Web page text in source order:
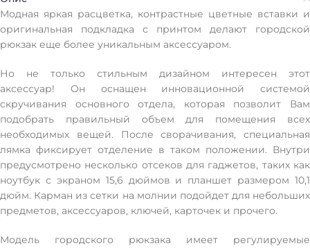
Модная яркая расцветка, контрастные цветные вставки и
оригинальная подкладка с принтом делают городской
рюкзак еще более уникальным аксессуаром.
Но не только стильным дизайном интересен этот
аксессуар! Он оснащен инновационной системой
скручивания основного отдела, которая позволит Вам
подобрать правильный объем для помещения всех
необходимых вещей. После сворачивания, специальная
лямка фиксирует отделение в таком положении. Внутри
предусмотрено несколько отсеков для гаджетов, таких как
ноутбук с экраном 15,6 дюймов и планшет размером 10,1
дюйм. Карман из сетки на молнии подойдет для небольших
предметов, аксессуаров, ключей, карточек и прочего.
Модель городского рюкзака имеет регулируемые